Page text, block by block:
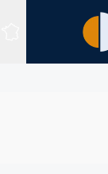
Sites expertisés